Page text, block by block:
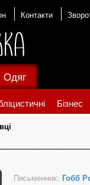
Контакти
Бізнес
Одяг
Письменник: Гобб